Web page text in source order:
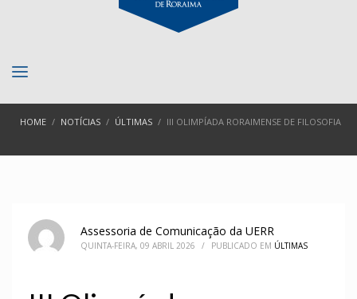
HOME NOTÍCIAS ÚLTIMAS III OLIMPÍADA RORAIMENSE DE FILOSOFIA
Assessoria de Comunicação da UERR
QUINTA-FEIRA, 09 ABRIL 2026 / PUBLICADO EM ÚLTIMAS